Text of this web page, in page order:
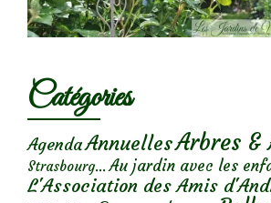
Catégories
AgendaAnnuellesArbres &
Strasbourg... Au jardin avec les
L'Association des Amis